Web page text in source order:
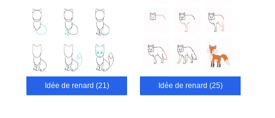
Idée de renard (21) Idée de renard (25)